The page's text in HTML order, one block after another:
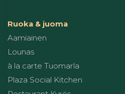
Ruoka & juoma
Aamiainen
Lounas
à la carte Tuomarla
Plaza Social Kitchen